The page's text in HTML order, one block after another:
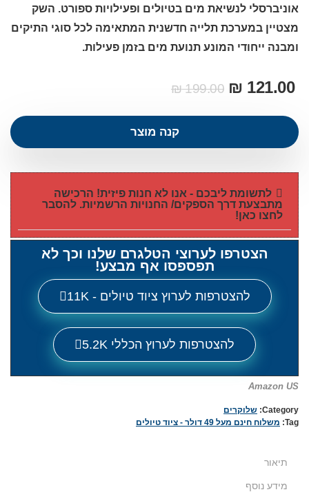
אוניברסלי לנשיאת מים בטיולים ופעילויות ספורט. השק
מצטיין במערכת תלייה חדשנית המתאימה לכל סוגי התיקים
ומבנה ייחודי המונע תנועת מים בזמן פעילות.
₪199.00 ₪ 121.00
קנה מוצר
לתשומת ליבכם - אנו לא חנות פיזית! הרכישה
מתבצעת דרך הספקים/ החנויות הרשמיות. להסבר
לחצו כאן!
הצטרפו לערוצי הטלגרם שלנו וכך לא
תפספסו אף מבצע!
להצטרפות לערוץ ציוד טיולים - 11K
להצטרפות לערוץ הכללי 5.2K
Amazon US
Category: שלוקרים
Tag: משלוח חינם מעל 49 דולר - ציוד טיולים
תיאור
מידע נוסף